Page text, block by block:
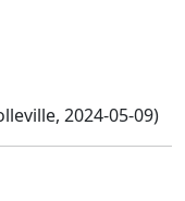
2024-05-09)